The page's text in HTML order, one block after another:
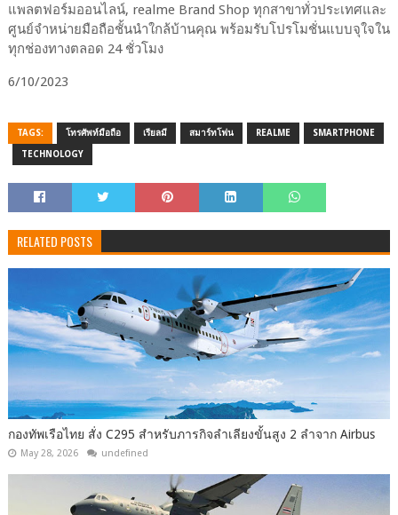
แพลตฟอร์มออนไลน์, realme Brand Shop ทุกสาขาทั่วประเทศและ
ศูนย์จำหน่ายมือถือชั้นนำใกล้บ้านคุณ พร้อมรับโปรโมชั่นแบบจุใจใน
ทุกช่องทางตลอด 24 ชั่วโมง
6/10/2023
TAGS: โทรศัพท์มือถือ เรียลมี สมาร์ทโฟน REALME SMARTPHONE
TECHNOLOGY
RELATED POSTS
กองทัพเรือไทย สั่ง C295 สำหรับภารกิจลำเลียงขั้นสูง 2 ลำจาก Airbus
May 28, 2026 undefined